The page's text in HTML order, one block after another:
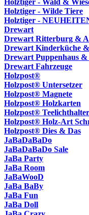
Holztiger - Wald &
Holztiger - Wilde Tiere
Holztiger -
Drewart
Drewart Ritterburg &
Drewart Kinderküche
Drewart Puppenhaus
Drewart Fahrzeuge
Holzpost®
Holzpost® Untersetzer
Holzpost® Magnete
Holzpost® Holzkarten
Holzpost® Teelichthalter
Holzpost® Holz-Art
Holzpost® Dies & Das
JaBaDaBaDo
JaBaDaBaDo Sale
JaBa Party
JaBa Room
JaBaWooD
JaBa BaBy
JaBa Fun
JaBa Doll